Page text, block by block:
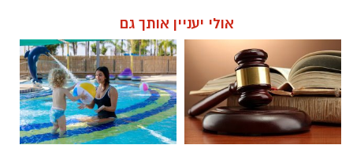
אולי יעניין אותך גם